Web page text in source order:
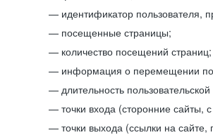
идентификатор пользователя,
посещенные страницы;
количество посещений страниц;
информация о перемещении по
длительность
точки входа (сторонние сайты,
точки выхода (ссылки на